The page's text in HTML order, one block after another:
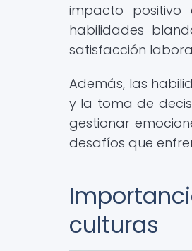
impacto positivo
habilidades
satisfacción
Además, las
y la toma de
gestionar
desafíos que
culturas